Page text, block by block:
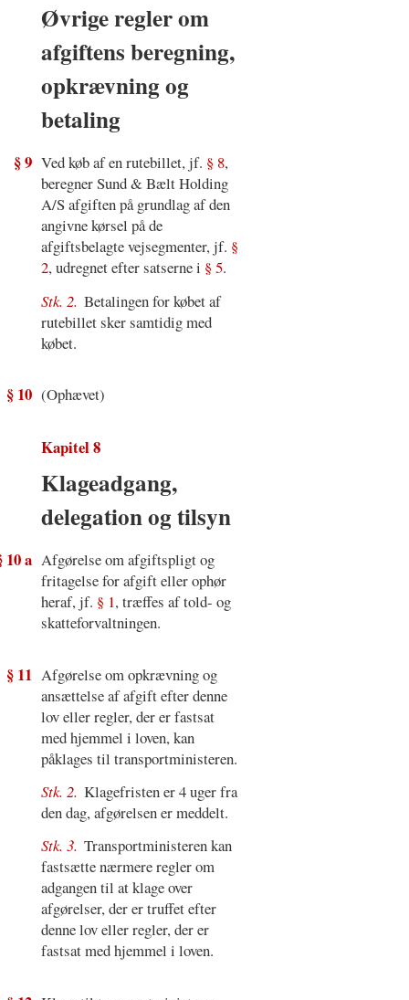
Øvrige regler om
afgiftens beregning,
opkrævning og
betaling
§ 9 Ved køb af en rutebillet, jf. § 8,
beregner Sund & Bælt Holding
A/S afgiften på grundlag af den
angivne kørsel på de
afgiftsbelagte vejsegmenter, jf. §
2, udregnet efter satserne i § 5.
Stk. 2. Betalingen for købet af
rutebillet sker samtidig med
købet.
§ 10 (Ophævet)
Kapitel 8
Klageadgang,
delegation og tilsyn
10 a Afgørelse om afgiftspligt og
fritagelse for afgift eller ophør
heraf, jf. § 1, træffes af told- og
skatteforvaltningen.
§ 11 Afgørelse om opkrævning og
ansættelse af afgift efter denne
lov eller regler, der er fastsat
med hjemmel i loven, kan
påklages til transportministeren.
Stk. 2. Klagefristen er 4 uger fra
den dag, afgørelsen er meddelt.
Stk. 3. Transportministeren kan
fastsætte nærmere regler om
adgangen til at klage over
afgørelser, der er truffet efter
denne lov eller regler, der er
fastsat med hjemmel i loven.